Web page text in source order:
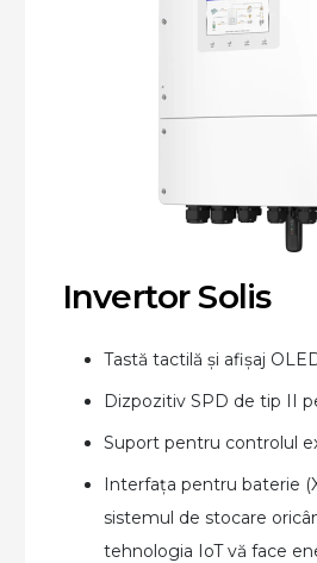
Invertor Solis
Tastă tactilă și afișaj
Dizpozitiv SPD de tip II
Suport pentru controlul
Interfața pentru baterie
sistemul de stocare
tehnologia IoT vă face